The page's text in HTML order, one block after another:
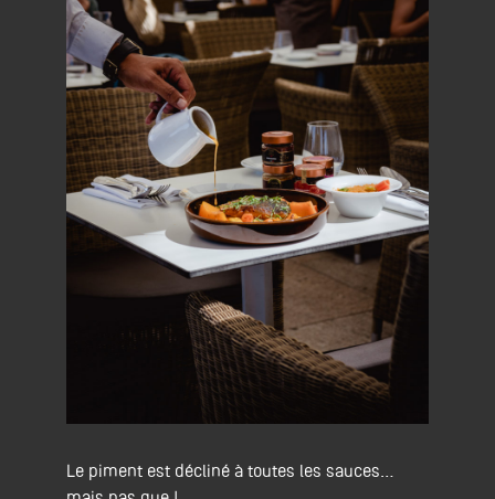
Le piment est décliné à toutes les sauces…